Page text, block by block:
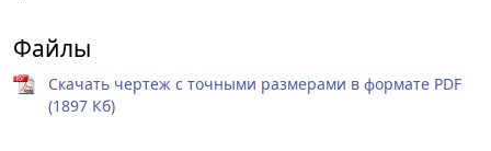
Файлы
Скачать чертеж с точными размерами в формате PDF
(1897 Кб)